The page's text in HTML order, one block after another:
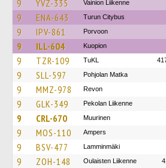
9 YVZ-335 Vainion Liikenne
9 ENA-643 Turun Citybus
9 IPV-861 Porvoon
9 ILL-604 Kuopion
9 TZR-109 TuKL
9 SLL-597 Pohjolan Matka
9 MMZ-978 Revon
9 GLK-349 Pekolan Liikenne
9 CRL-670 Muurinen
9 MOS-110 Ampers
9 BSV-477 Lamminmäki
9 ZOH-148 Oulaisten Liikenne